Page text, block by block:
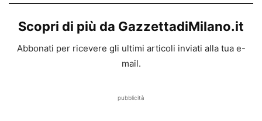
Scopri di più da GazzettadiMilano.it
Abbonati per ricevere gli ultimi articoli inviati alla tua e-
mail.
pubblicità